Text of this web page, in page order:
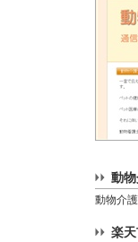
動
動物介
楽